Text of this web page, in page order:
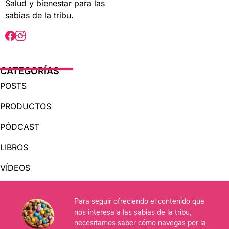
Salud y bienestar para las
sabias de la tribu.
CATEGORÍAS
POSTS
PRODUCTOS
PÓDCAST
LIBROS
VÍDEOS
OTRAS PÁGINAS
Para seguir ofreciendo el contenido que
nos interesa a las sabias de la tribu,
necesitamos saber cómo navegas por la